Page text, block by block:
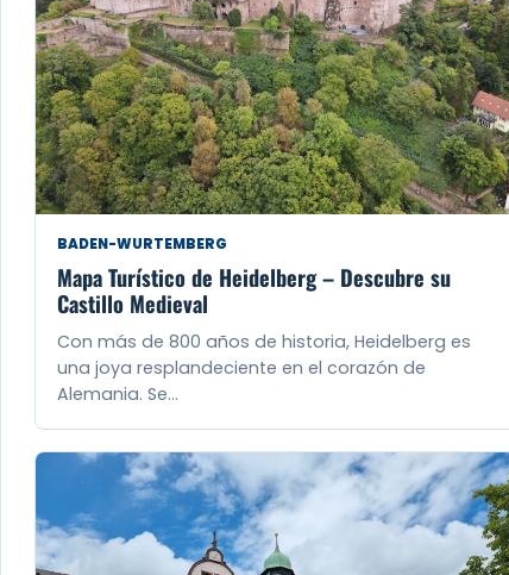
BADEN-WURTEMBERG
Mapa Turístico de Heidelberg – Descubre su
Castillo Medieval
Con más de 800 años de historia, Heidelberg es
una joya resplandeciente en el corazón de
Alemania. Se…